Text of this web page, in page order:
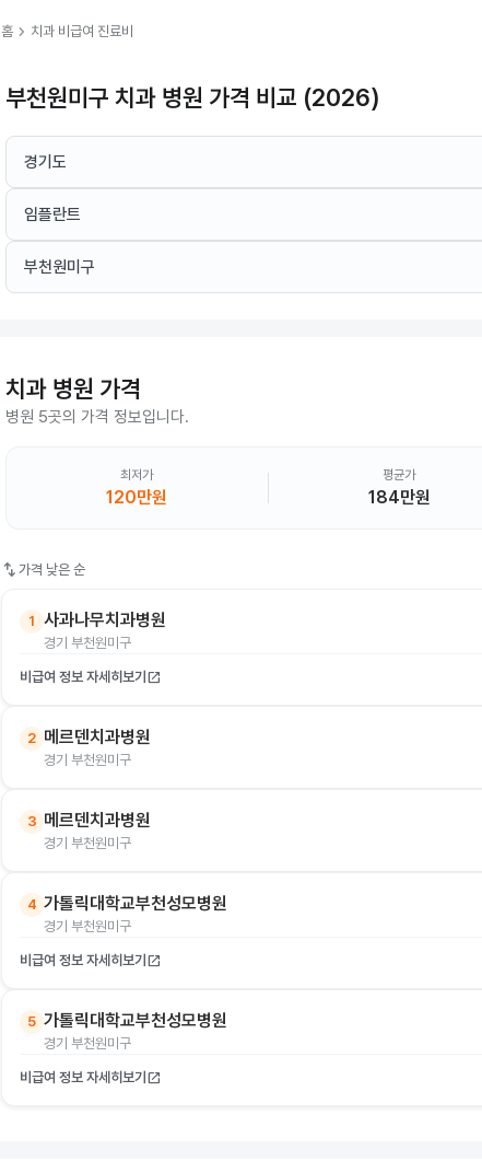
홈 chevron_right 치과 비급여 진료비
부천원미구 치과 병원 가격 비교 (2026)
경기도
임플란트
부천원미구
치과 병원 가격
병원 5곳의 가격 정보입니다.
최저가
120만원
평균가
184만원
swap_vert 가격 낮은 순
1 사과나무치과병원
경기 부천원미구
비급여 정보 자세히보기 open_in_new
2 메르덴치과병원
경기 부천원미구
3 메르덴치과병원
경기 부천원미구
4 가톨릭대학교부천성모병원
경기 부천원미구
비급여 정보 자세히보기 open_in_new
5 가톨릭대학교부천성모병원
경기 부천원미구
비급여 정보 자세히보기 open_in_new